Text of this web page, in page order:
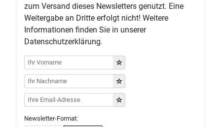
zum Versand dieses Newsletters genutzt. Eine
Weitergabe an Dritte erfolgt nicht! Weitere
Informationen finden Sie in unserer
Datenschutzerklärung.
Newsletter-Format: